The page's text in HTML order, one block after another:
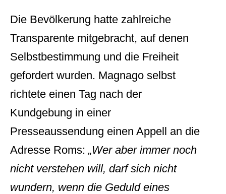
Die Bevölkerung hatte zahlreiche
Transparente mitgebracht, auf denen
Selbstbestimmung und die Freiheit
gefordert wurden. Magnago selbst
richtete einen Tag nach der
Kundgebung in einer
Presseaussendung einen Appell an die
Adresse Roms: „Wer aber immer noch
nicht verstehen will, darf sich nicht
wundern, wenn die Geduld eines